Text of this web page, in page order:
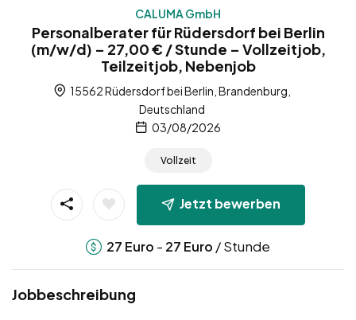
CALUMA GmbH
Personalberater für Rüdersdorf bei Berlin
(m/w/d) – 27,00 € / Stunde – Vollzeitjob,
Teilzeitjob, Nebenjob
15562 Rüdersdorf bei Berlin, Brandenburg,
Deutschland
03/08/2026
Vollzeit
Jetzt bewerben
27 Euro - 27 Euro / Stunde
Jobbeschreibung